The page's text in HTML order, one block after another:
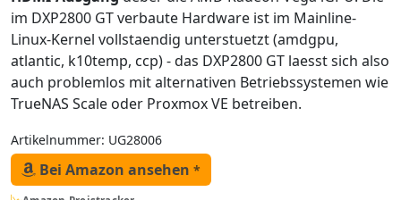
im DXP2800 GT verbaute Hardware ist im Mainline-
Linux-Kernel vollstaendig unterstuetzt (amdgpu,
atlantic, k10temp, ccp) - das DXP2800 GT laesst sich also
auch problemlos mit alternativen Betriebssystemen wie
TrueNAS Scale oder Proxmox VE betreiben.
Artikelnummer: UG28006
Bei Amazon ansehen *